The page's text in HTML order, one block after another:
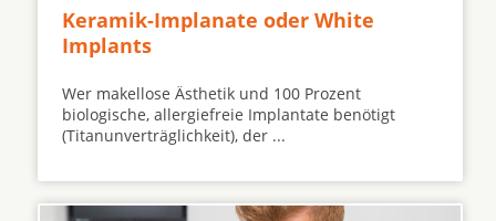
Keramik-Implanate oder White
Implants
Wer makellose Ästhetik und 100 Prozent
biologische, allergiefreie Implantate benötigt
(Titanunverträglichkeit), der ...